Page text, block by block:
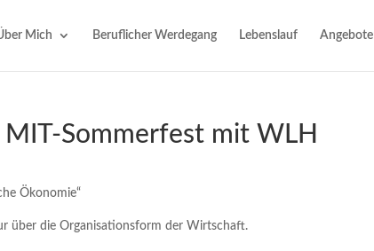
Mich Beruflicher Werdegang Lebenslauf Angebote
Sommerfest mit WLH
Ökonomie“
über die Organisationsform der Wirtschaft.